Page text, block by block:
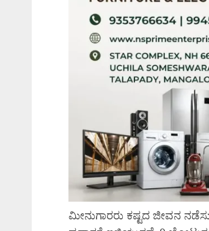
ಮೀನುಗಾರರು ಕಷ್ಟದ ಜೀವನ